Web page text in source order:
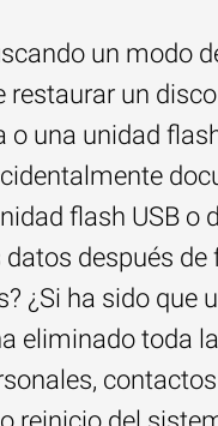
un modo
restaurar un
o una unidad
flash USB o
datos después
¿Si ha sido que
eliminado toda